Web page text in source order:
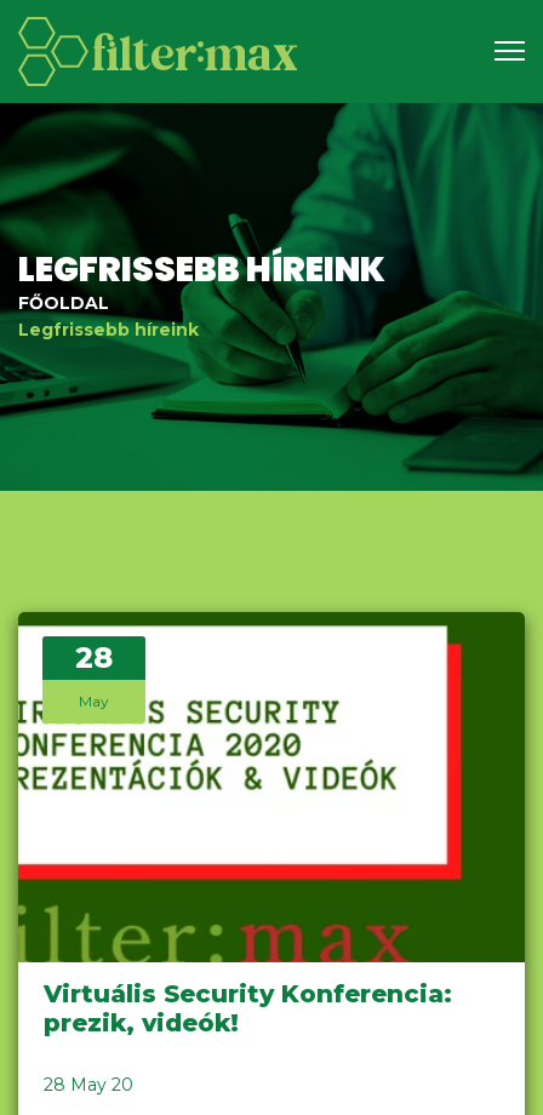
LEGFRISSEBB HÍREINK
FŐOLDAL
Legfrissebb híreink
28
May
Virtuális Security Konferencia:
prezik, videók!
28 May 20